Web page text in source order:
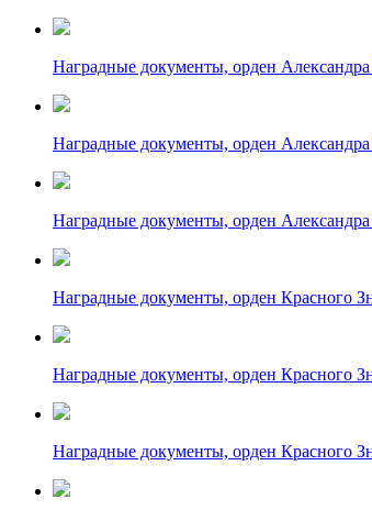
Наградные документы, орден Александра
Наградные документы, орден Александра
Наградные документы, орден Александра
Наградные документы, орден Красного
Наградные документы, орден Красного
Наградные документы, орден Красного